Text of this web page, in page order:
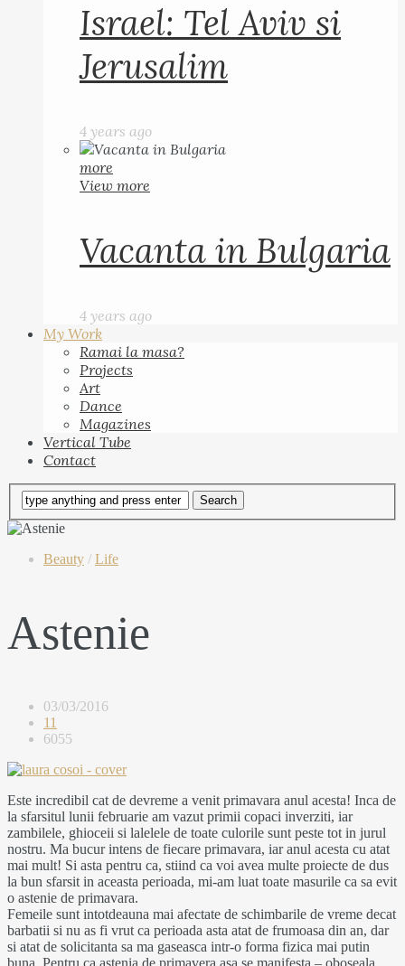
Israel: Tel Aviv si
Jerusalim
4 years ago
more
View more
Vacanta in Bulgaria
4 years ago
My Work
Ramai la masa?
Projects
Art
Dance
Magazines
Vertical Tube
Contact
Beauty / Life
Astenie
03/03/2016
11
6055
Este incredibil cat de devreme a venit primavara anul acesta! Inca de
la sfarsitul lunii februarie am vazut primii copaci inverziti, iar
zambilele, ghioceii si lalelele de toate culorile sunt peste tot in jurul
nostru. Ma bucur intens de fiecare primavara, iar anul acesta cu atat
mai mult! Si asta pentru ca, stiind ca voi avea multe proiecte de dus
la bun sfarsit in aceasta perioada, mi-am luat toate masurile ca sa evit
o astenie de primavara.
Femeile sunt intotdeauna mai afectate de schimbarile de vreme decat
barbatii si nu as fi vrut ca perioada asta atat de frumoasa din an, dar
si atat de solicitanta sa ma gaseasca intr-o forma fizica mai putin
buna. Pentru ca astenia de primavera asa se manifesta – oboseala